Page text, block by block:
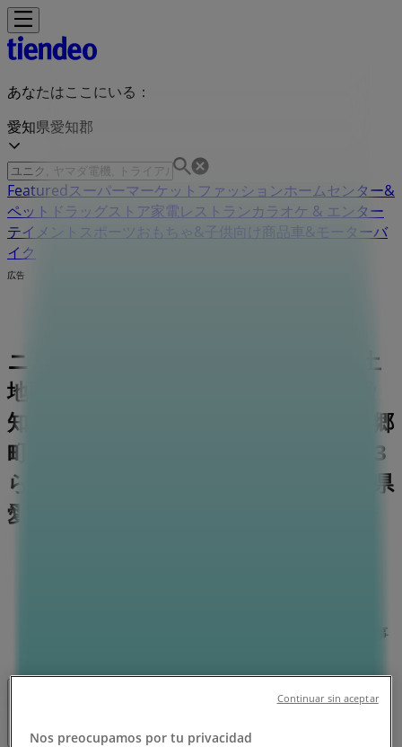
あなたはここにいる：
愛知県愛知郡
Featuredスーパーマーケット ファッションホームセンター&
ペット ドラッグストア家電レストランカラオケ & エンター
テイメント スポーツ おもちゃ&子供向け商品
車&モーターバ
イク
広告
ニトリ 愛知県愛知郡東郷町東郷中央土
地区画整理事業62街区1,3ららぽ-と愛
知東郷1階区画1620 | 愛知県愛知郡東郷
町東郷中央土地区画整理事業62街区1,3
ららぽ-と愛知東郷1階区画1620, 愛知県
愛知郡：チラシと営業時間、電話番号
ニトリ | 愛知県愛知郡東郷町東郷中央土地区画整理事
Nos preocupamos por tu privacidad
Continuar sin aceptar